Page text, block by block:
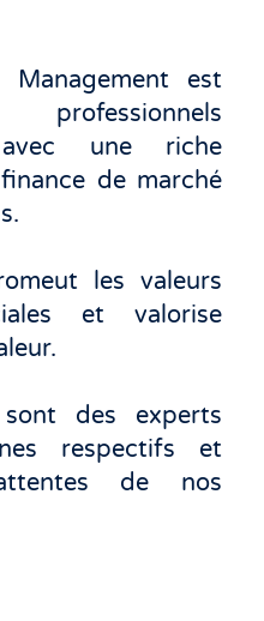
Management est
avec une riche
de marché
les valeurs
et valorise
des experts
respectifs et
de nos